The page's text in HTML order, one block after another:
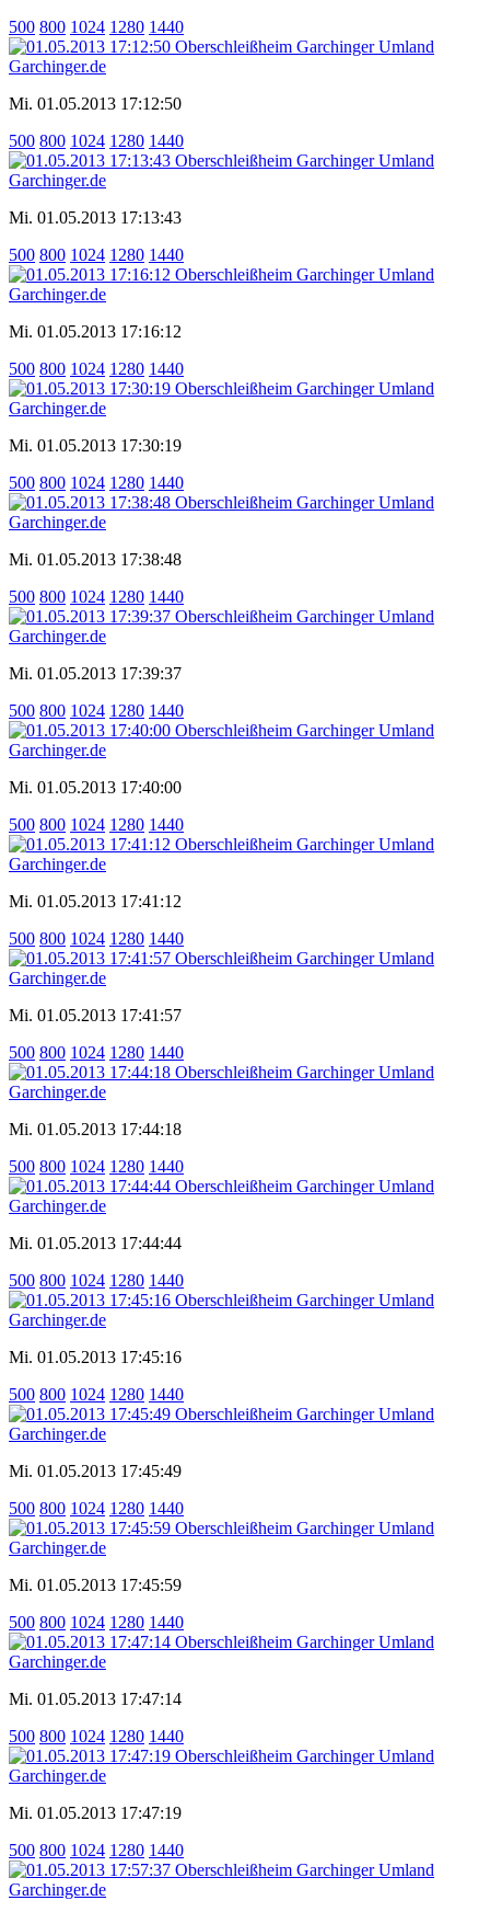
500 800 1024 1280 1440
Mi. 01.05.2013 17:12:50
500 800 1024 1280 1440
Mi. 01.05.2013 17:13:43
500 800 1024 1280 1440
Mi. 01.05.2013 17:16:12
500 800 1024 1280 1440
Mi. 01.05.2013 17:30:19
500 800 1024 1280 1440
Mi. 01.05.2013 17:38:48
500 800 1024 1280 1440
Mi. 01.05.2013 17:39:37
500 800 1024 1280 1440
Mi. 01.05.2013 17:40:00
500 800 1024 1280 1440
Mi. 01.05.2013 17:41:12
500 800 1024 1280 1440
Mi. 01.05.2013 17:41:57
500 800 1024 1280 1440
Mi. 01.05.2013 17:44:18
500 800 1024 1280 1440
Mi. 01.05.2013 17:44:44
500 800 1024 1280 1440
Mi. 01.05.2013 17:45:16
500 800 1024 1280 1440
Mi. 01.05.2013 17:45:49
500 800 1024 1280 1440
Mi. 01.05.2013 17:45:59
500 800 1024 1280 1440
Mi. 01.05.2013 17:47:14
500 800 1024 1280 1440
Mi. 01.05.2013 17:47:19
500 800 1024 1280 1440